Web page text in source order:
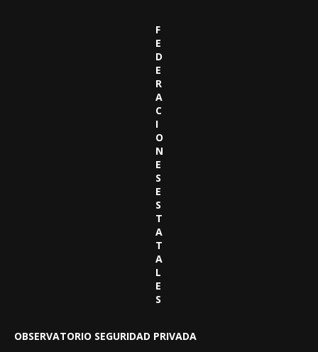
F
E
D
E
R
A
C
I
O
N
E
S
E
S
T
A
T
A
L
E
S
OBSERVATORIO SEGURIDAD PRIVADA